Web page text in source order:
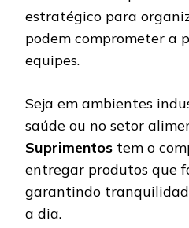
estratégico para
podem comprometer a
equipes.
Seja em ambientes
saúde ou no setor
Suprimentos tem o
entregar produtos que
garantindo
a dia.